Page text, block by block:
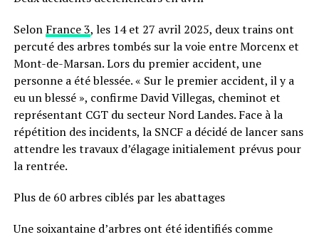
Selon France 3, les 14 et 27 avril 2025, deux trains ont
percuté des arbres tombés sur la voie entre Morcenx et
Mont-de-Marsan. Lors du premier accident, une
personne a été blessée. « Sur le premier accident, il y a
eu un blessé », confirme David Villegas, cheminot et
représentant CGT du secteur Nord Landes. Face à la
répétition des incidents, la SNCF a décidé de lancer sans
attendre les travaux d’élagage initialement prévus pour
la rentrée.
Plus de 60 arbres ciblés par les abattages
Une soixantaine d’arbres ont été identifiés comme